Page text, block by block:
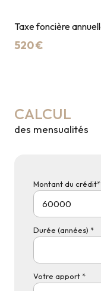
Taxe foncière
520 €
CALCUL
des mensualités
Montant du crédit*
Durée (années) *
Votre apport *